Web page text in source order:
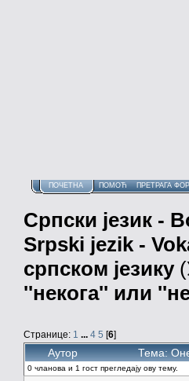
ПОЧЕТНА ПОМОЋ ПРЕТРАГА
Српски језик -
Srpski jezik -
српском језику
''некога'' или
Странице: 1 ... 4 5 [6]
Аутор Тема:
0 чланова и 1 гост прегледају ову тему.